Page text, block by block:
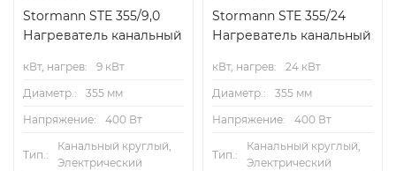
Stormann STE 355/9,0
Нагреватель канальный
кВт, нагрев:
9 кВт
Диаметр.:
355 мм
Напряжение:
400 Вт
Тип.:
Канальный круглый,
Электрический
Stormann STE 355/24
Нагреватель канальный
кВт, нагрев:
24 кВт
Диаметр.:
355 мм
Напряжение:
400 Вт
Тип.:
Канальный круглый,
Электрический